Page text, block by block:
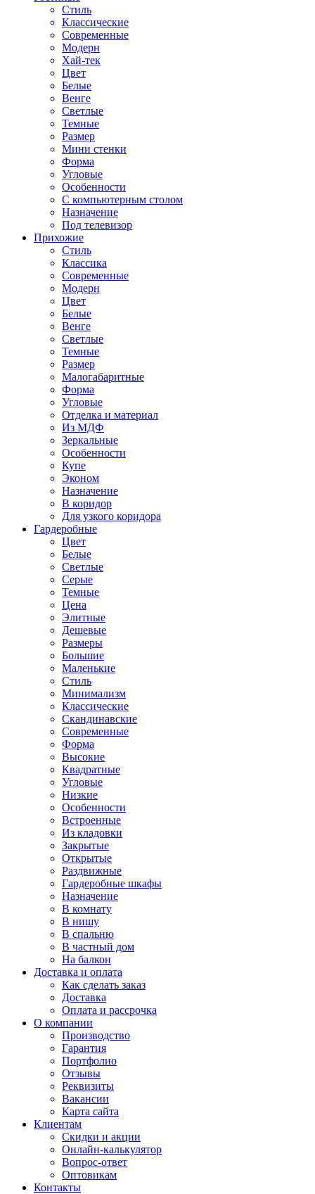
Стиль
Классические
Современные
Модерн
Хай-тек
Цвет
Белые
Венге
Светлые
Темные
Размер
Мини стенки
Форма
Угловые
Особенности
С компьютерным столом
Назначение
Под телевизор
Прихожие
Стиль
Классика
Современные
Модерн
Цвет
Белые
Венге
Светлые
Темные
Размер
Малогабаритные
Форма
Угловые
Отделка и материал
Из МДФ
Зеркальные
Особенности
Купе
Эконом
Назначение
В коридор
Для узкого коридора
Гардеробные
Цвет
Белые
Светлые
Серые
Темные
Цена
Элитные
Дешевые
Размеры
Большие
Маленькие
Стиль
Минимализм
Классические
Скандинавские
Современные
Форма
Высокие
Квадратные
Угловые
Низкие
Особенности
Встроенные
Из кладовки
Закрытые
Открытые
Раздвижные
Гардеробные шкафы
Назначение
В комнату
В нишу
В спальню
В частный дом
На балкон
Доставка и оплата
Как сделать заказ
Доставка
Оплата и рассрочка
О компании
Производство
Гарантия
Портфолио
Отзывы
Реквизиты
Вакансии
Карта сайта
Клиентам
Скидки и акции
Онлайн-калькулятор
Вопрос-ответ
Оптовикам
Контакты